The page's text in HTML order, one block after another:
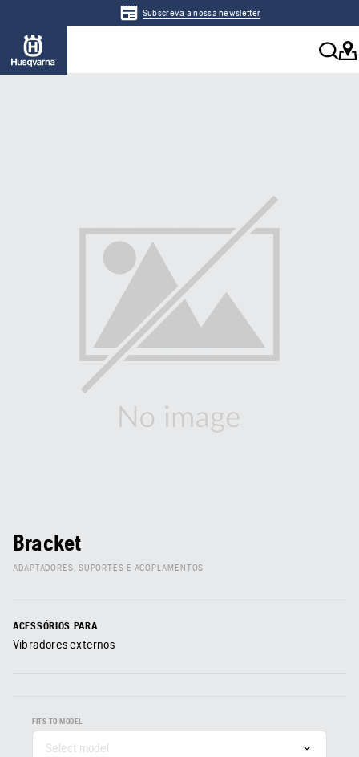
Subscreva a nossa newsletter
Bracket
ADAPTADORES, SUPORTES E ACOPLAMENTOS
ACESSÓRIOS PARA
Vibradores externos
FITS TO MODEL
Select model